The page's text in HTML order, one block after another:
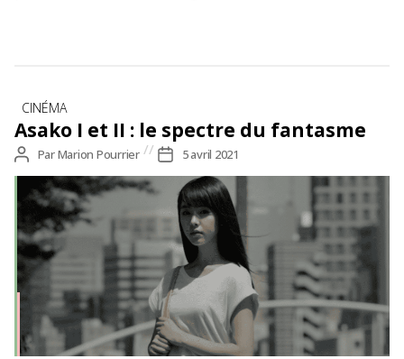
Catégories
CINÉMA
Asako I et II : le spectre du fantasme
Auteur
de
l’article
ParMarion Pourrier
Date
de
l’article
5 avril 2021